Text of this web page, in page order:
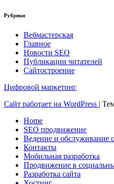
Рубрики
Вебмастерская
Главное
Новости SEO
Публикации читателей
Сайтостроение
Цифровой маркетинг
Сайт работает на WordPress |
Home
SEO продвижение
Ведение и обслуживание
Контакты
Мобильная разработка
Продвижение в
Разработка сайта